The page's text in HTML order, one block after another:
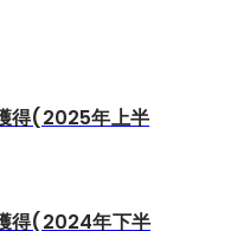
得(2025年上半
得(2024年下半